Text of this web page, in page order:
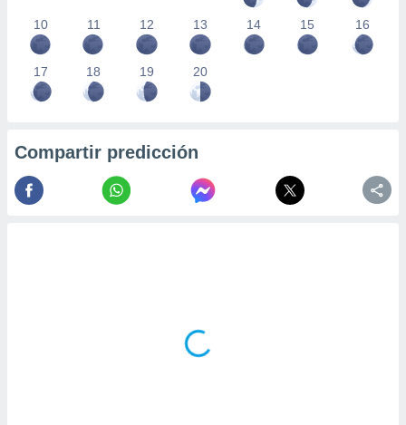
10 11 12 13 14 15 16
17 18 19 20
Compartir predicción